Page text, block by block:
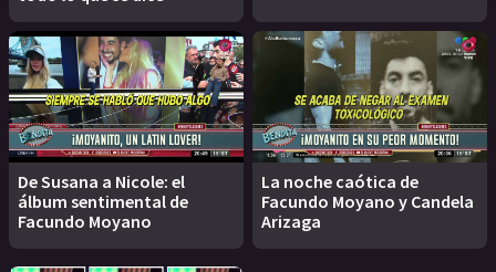
De Susana a Nicole: el
álbum sentimental de
Facundo Moyano
La noche caótica de
Facundo Moyano y Candela
Arizaga